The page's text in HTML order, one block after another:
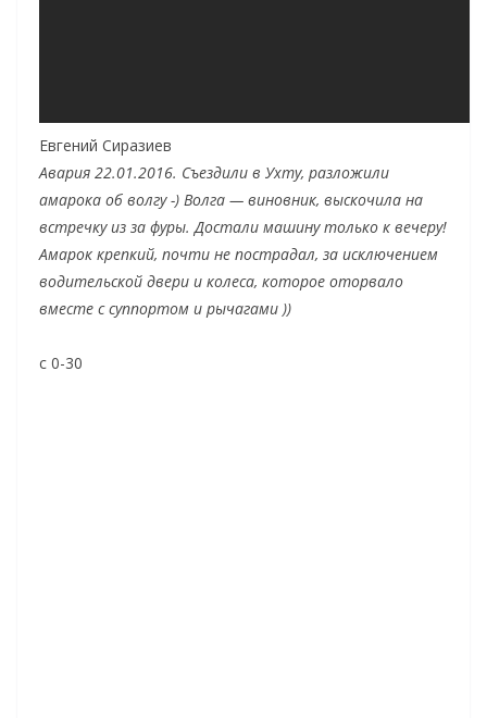
Евгений Сиразиев
Авария 22.01.2016. Съездили в Ухту, разложили
амарока об волгу -) Волга — виновник, выскочила на
встречку из за фуры. Достали машину только к вечеру!
Амарок крепкий, почти не пострадал, за исключением
водительской двери и колеса, которое оторвало
вместе с суппортом и рычагами ))
с 0-30